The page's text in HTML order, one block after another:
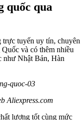
quốc qua
trực tuyến uy tín, chuyên
và có thêm nhiều
như Nhật Bản, Hàn
Aliexpress.com
lượng tốt cùng mức